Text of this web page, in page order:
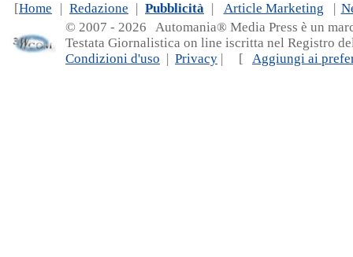
[Home | Redazione | Pubblicità | Article Marketing |
© 2007 - 2026 Automania® Media Press è un
Testata Giornalistica on line iscritta nel Registro
Condizioni d'uso | Privacy | [ Aggiungi ai